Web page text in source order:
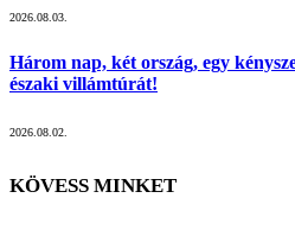
2026.08.03.
Három nap, két ország, egy
északi villámtúrát!
2026.08.02.
KÖVESS MINKET